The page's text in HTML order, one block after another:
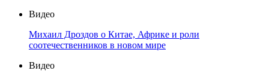
Видео
Михаил Дроздов о Китае, Африке и роли
соотечественников в новом мире
Видео